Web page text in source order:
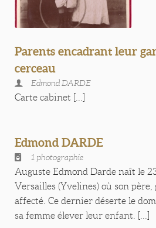
Parents encadrant leur
cerceau
Edmond DARDE
Carte cabinet [...]
Edmond DARDE
1 photographie
Auguste Edmond Darde naît le
Versailles (Yvelines) où son
affecté. Ce dernier déserte le
sa femme élever leur enfant. [...]